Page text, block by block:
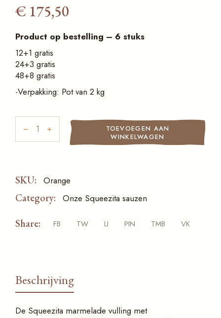
€ 175,50
Product op bestelling – 6 stuks
12+1 gratis
24+3 gratis
48+8 gratis
-Verpakking: Pot van 2 kg
Marmelade vulling met sinaasappelsmaak (35%)
TOEVOEGEN AAN
WINKELWAGEN
SKU: Orange
Category: Onze Squeezita sauzen
Share: FB TW LI PIN TMB VK
Beschrijving
De Squeezita marmelade vulling met